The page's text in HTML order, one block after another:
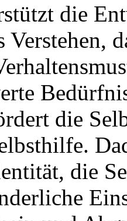
die
Verstehen,
die
die